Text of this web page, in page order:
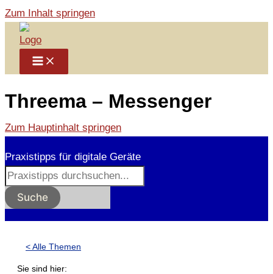
Zum Inhalt springen
Threema – Messenger
Zum Hauptinhalt springen
Praxistipps für digitale Geräte
Suche
< Alle Themen
Sie sind hier: